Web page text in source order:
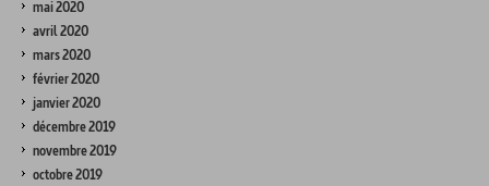
mai 2020
avril 2020
mars 2020
février 2020
janvier 2020
décembre 2019
novembre 2019
octobre 2019